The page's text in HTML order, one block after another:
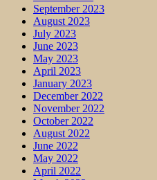
September 2023
August 2023
July 2023
June 2023
May 2023
April 2023
January 2023
December 2022
November 2022
October 2022
August 2022
June 2022
May 2022
April 2022